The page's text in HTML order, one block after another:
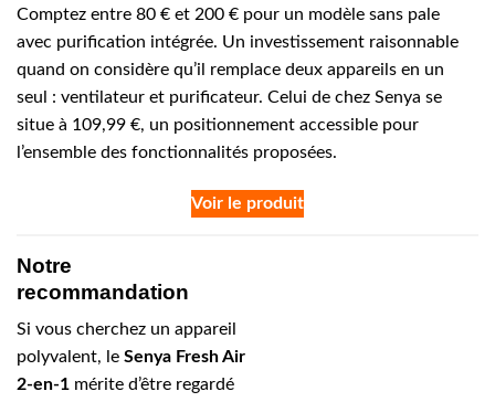
Comptez entre 80 € et 200 € pour un modèle sans pale
avec purification intégrée. Un investissement raisonnable
quand on considère qu’il remplace deux appareils en un
seul : ventilateur et purificateur. Celui de chez Senya se
situe à 109,99 €, un positionnement accessible pour
l’ensemble des fonctionnalités proposées.
Voir le produit
Notre
recommandation
Si vous cherchez un appareil
polyvalent, le Senya Fresh Air
2-en-1 mérite d’être regardé